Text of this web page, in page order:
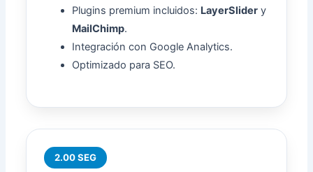
Plugins premium incluidos: LayerSlider y
MailChimp.
Integración con Google Analytics.
Optimizado para SEO.
2.00 SEG